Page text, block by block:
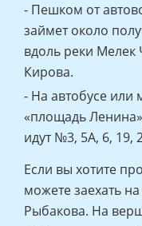
- Пешком от
займет около
вдоль реки Мелек
Кирова.
- На автобусе или
«площадь
идут №3, 5А, 6, 19,
Если вы хотите
можете заехать
Рыбакова. На